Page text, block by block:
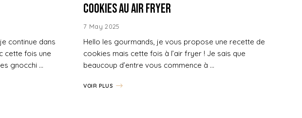
continue dans
cette fois une
gnocchi …
Cookies au Air fryer
7 May 2025
Hello les gourmands, je vous propose une recette de
cookies mais cette fois à l’air fryer ! Je sais que
beaucoup d’entre vous commence à …
VOIR PLUS